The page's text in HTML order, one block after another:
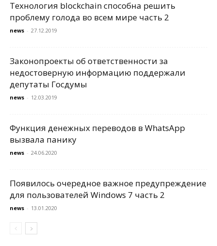
Технология blockchain способна решить
проблему голода во всем мире часть 2
news - 27.12.2019
Законопроекты об ответственности за
недостоверную информацию поддержали
депутаты Госдумы
news - 12.03.2019
Функция денежных переводов в WhatsApp
вызвала панику
news - 24.06.2020
Появилось очередное важное предупреждение
для пользователей Windows 7 часть 2
news - 13.01.2020